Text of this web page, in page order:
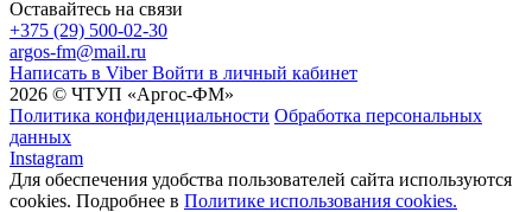
Оставайтесь на связи
+375 (29) 500-02-30
argos-fm@mail.ru
Написать в Viber Войти в личный кабинет
2026 © ЧТУП «Аргос-ФМ»
Политика конфиденциальности Обработка персональных
данных
Instagram
Для обеспечения удобства пользователей сайта используются
cookies. Подробнее в Политике использования cookies.